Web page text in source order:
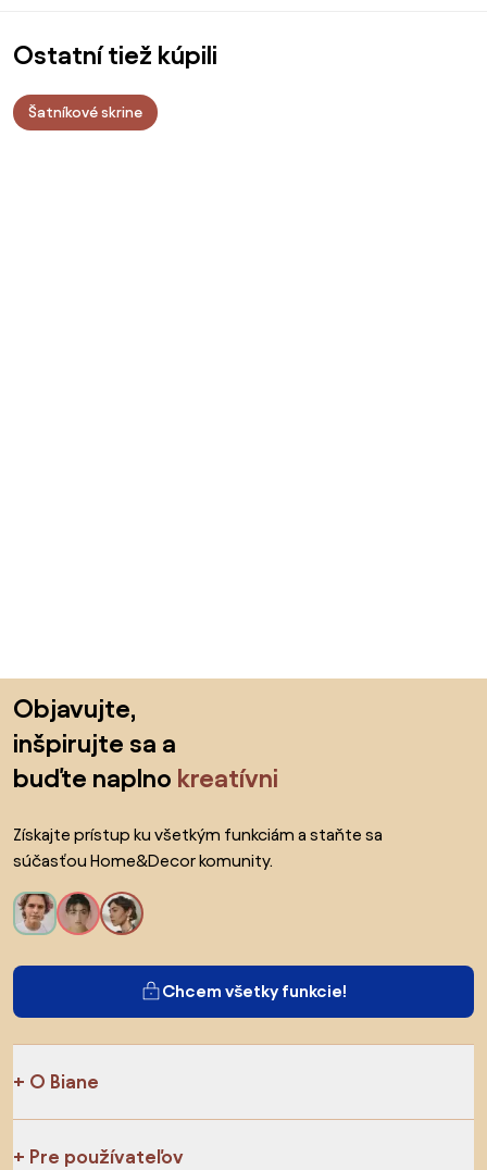
Ostatní tiež kúpili
Šatníkové skrine
Objavujte,
inšpirujte sa a
buďte naplno kreatívni
Získajte prístup ku všetkým funkciám a staňte sa
súčasťou Home&Decor komunity.
Chcem všetky funkcie!
O Biane
Pre používateľov